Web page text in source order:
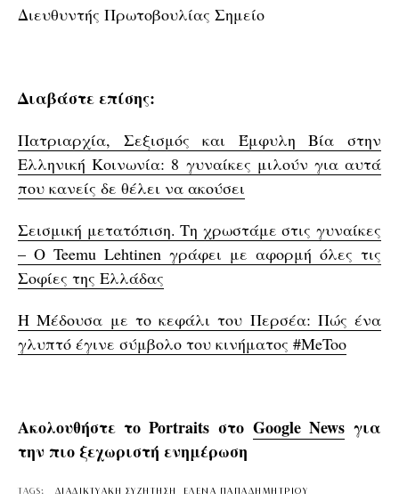
Διευθυντής Πρωτοβουλίας Σημείο
Διαβάστε επίσης:
Πατριαρχία, Σεξισμός και Έμφυλη Βία στην
Ελληνική Κοινωνία: 8 γυναίκες μιλούν για αυτά
που κανείς δε θέλει να ακούσει
Σεισμική μετατόπιση. Τη χρωστάμε στις γυναίκες
– Ο Teemu Lehtinen γράφει με αφορμή όλες τις
Σοφίες της Ελλάδας
Η Μέδουσα με το κεφάλι του Περσέα: Πώς ένα
γλυπτό έγινε σύμβολο του κινήματος #MeToo
Ακολουθήστε το Portraits στο Google Newsγια
την πιο ξεχωριστή ενημέρωση
TAGS: ΔΙΑΔΙΚΤΥΑΚΗ ΣΥΖΗΤΗΣΗ
ΕΛΕΝΑ ΠΑΠΑΔΗΜΗΤΡΙΟΥ